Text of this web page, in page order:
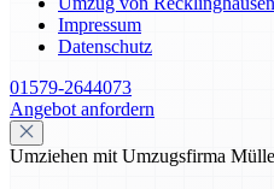
Impressum
Datenschutz
01579-2644073
Angebot anfordern
Umziehen mit Umzugsfirma